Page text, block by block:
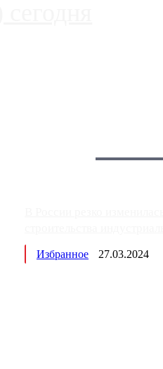
Избранное 27.03.2024